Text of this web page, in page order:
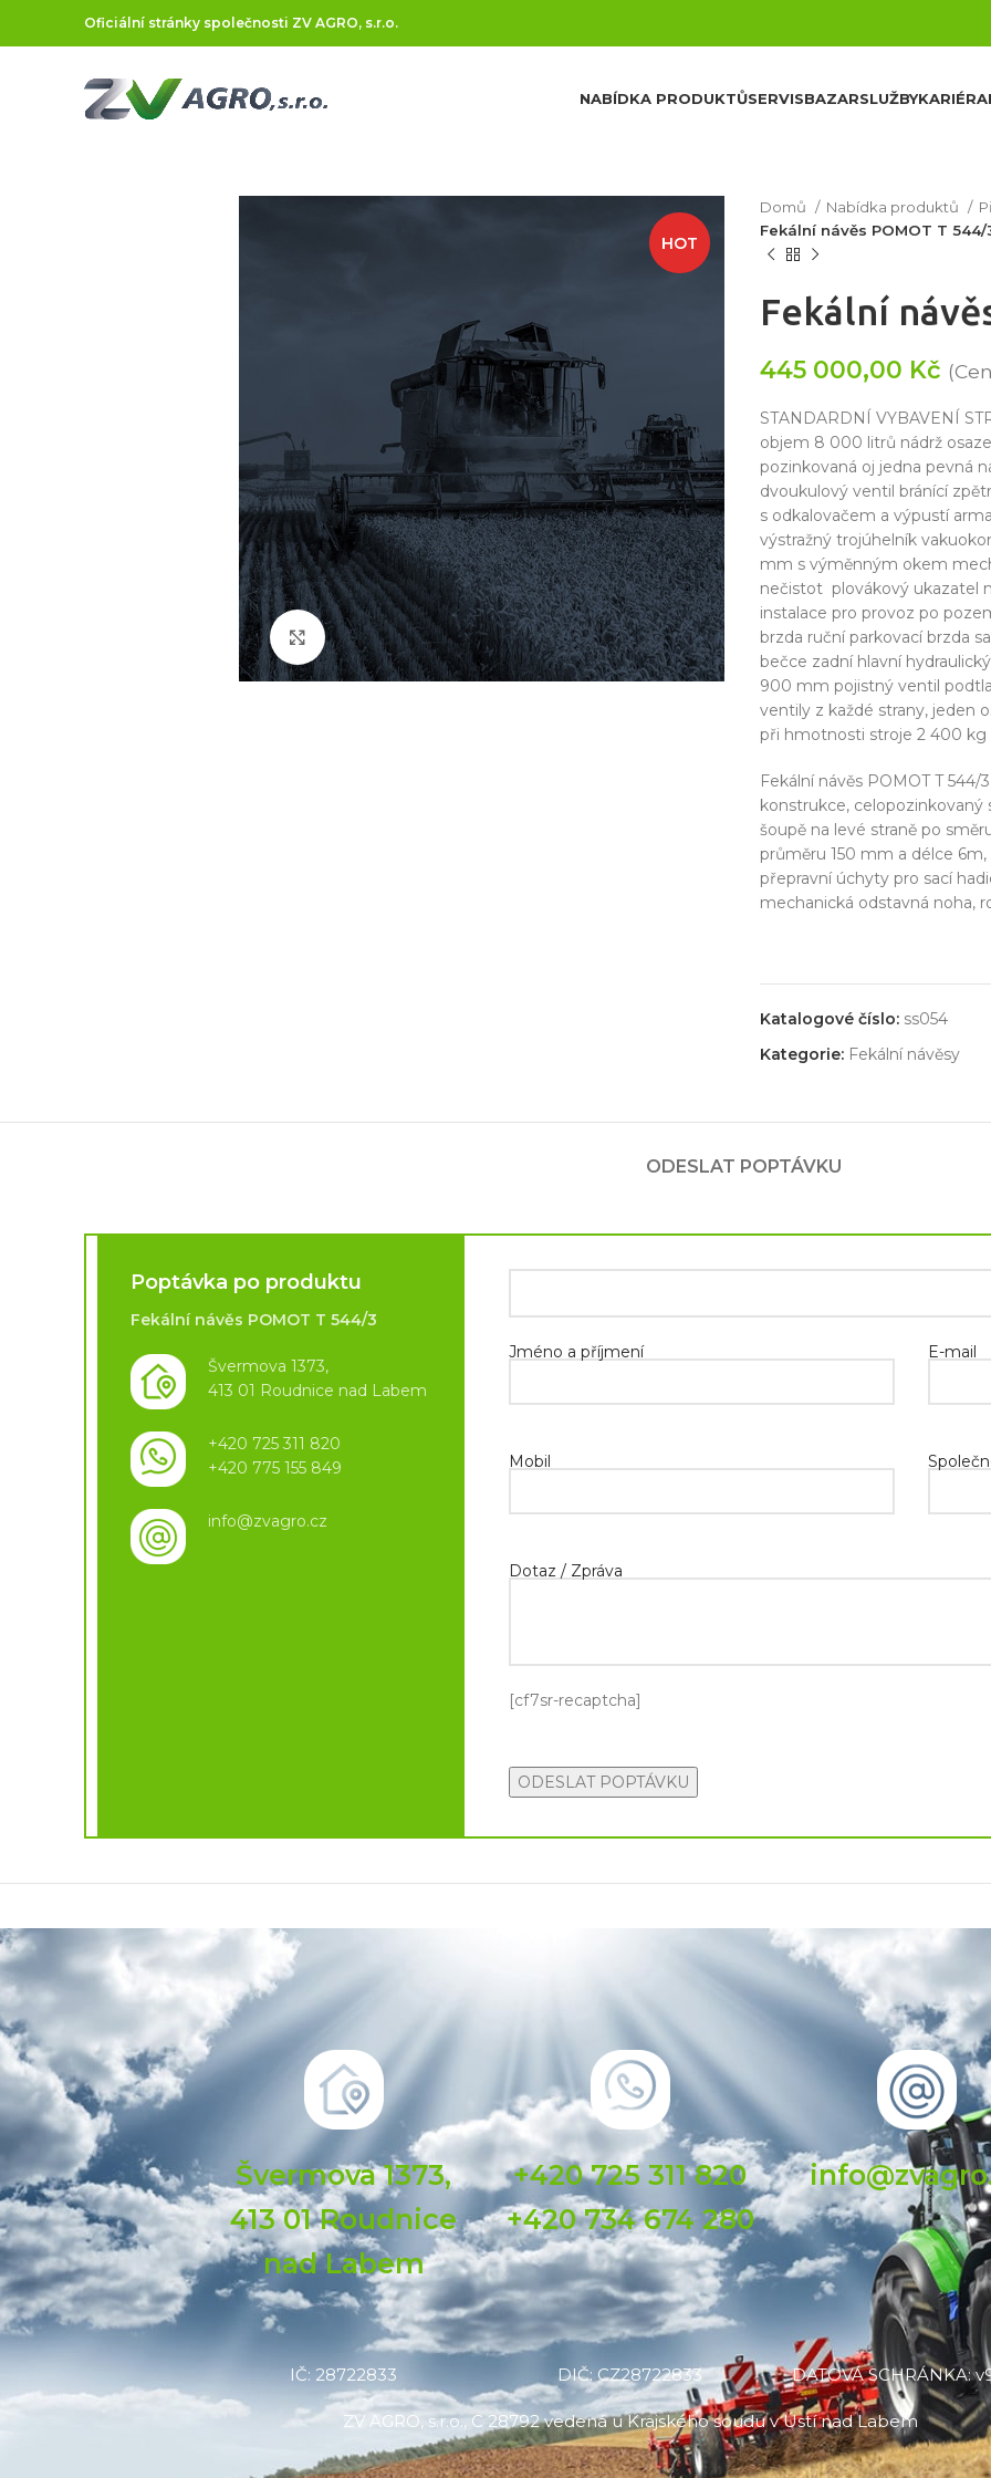
Oficiální stránky společnosti ZV AGRO, s.r.o.
NABÍDKA PRODUKTŮSERVISBAZARSLUŽBYKARIÉRA
HOT
Click to enlarge
Domů Nabídka produktů
Fekální návěs POMOT T 544/
Fekální
445 000,00 Kč
STANDARDNÍ VYBAVENÍ
objem 8 000 litrů nádrž
pozinkovaná oj jedna pevná
dvoukulový ventil bránící
s odkalovačem a výpustí
výstražný trojúhelník
mm s výměnným okem
nečistot plovákový ukazatel
instalace pro provoz po
brzda ruční parkovací brzda
bečce zadní hlavní
900 mm pojistný ventil
ventily z každé strany, jeden
při hmotnosti stroje 2 400
Fekální návěs POMOT T
konstrukce, celopozinkovaný
šoupě na levé straně po
průměru 150 mm a délce
přepravní úchyty pro sací
mechanická odstavná noha,
Katalogové číslo: ss054
Kategorie: Fekální návěsy
ODESLAT POPTÁVKU
Poptávka po produktu
Fekální návěs POMOT T 544/3
Švermova 1373,
413 01 Roudnice nad Labem
+420 725 311 820
+420 775 155 849
info@zvagro.cz
Jméno a příjmení E-mail
Mobil
Dotaz / Zpráva
[cf7sr-recaptcha]
Švermova 1373,
413 01 Roudnice
nad Labem
+420 725 311 820
+420 734 674 280
IČ: 28722833 DIČ: CZ28722833 DATOVÁ SCHRÁNKA:
ZV AGRO, s.r.o., C 28792 vedená u Krajského soudu v Ústí nad Labem